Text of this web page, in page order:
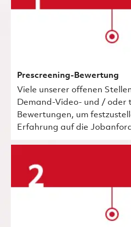
Prescreening-Bewertung
Viele unserer offenen
Demand-Video- und / oder
Bewertungen, um
Erfahrung auf die